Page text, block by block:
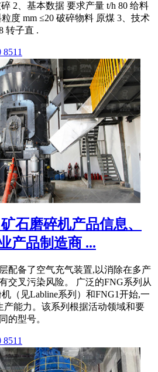
2、基本数据 要求产量 t/h 80 给料
粒度 mm ≤20 破碎物料 原煤 3、技术
转子直 .
石磨碎机产品信息、
产品制造商 ...
配备了空气充气装置,以消除在多产
交叉污染风险。 广泛的FNG系列从
（见Labline系列）和FNG1开始,一
产能力。该系列根据活动领域和要
的型号。